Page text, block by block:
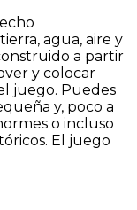
agua, aire y
a partir
y colocar
juego. Puedes
y, poco a
o incluso
El juego